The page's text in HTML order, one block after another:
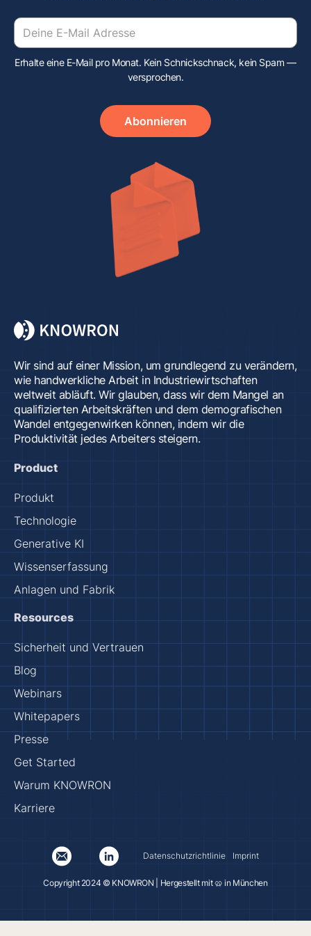
Erhalte eine E-Mail pro Monat. Kein Schnickschnack, kein Spam —
versprochen.
Wir sind auf einer Mission, um grundlegend zu verändern,
wie handwerkliche Arbeit in Industriewirtschaften
weltweit abläuft. Wir glauben, dass wir dem Mangel an
qualifizierten Arbeitskräften und dem demografischen
Wandel entgegenwirken können, indem wir die
Produktivität jedes Arbeiters steigern.
Product
Produkt
Technologie
Generative KI
Wissenserfassung
Anlagen und Fabrik
Resources
Sicherheit und Vertrauen
Blog
Webinars
Whitepapers
Presse
Get Started
Warum KNOWRON
Karriere
Datenschutzrichtlinie Imprint
Copyright 2024 © KNOWRON | Hergestellt mit 🥨 in München